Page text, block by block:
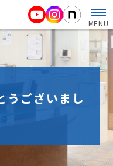
MENU
うございまし